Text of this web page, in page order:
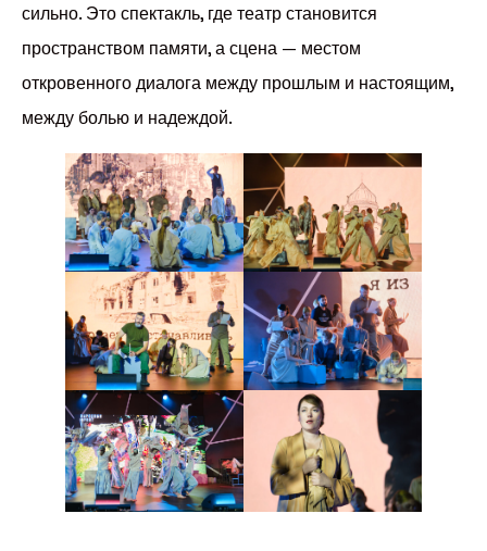
сильно. Это спектакль, где театр становится
пространством памяти, а сцена — местом
откровенного диалога между прошлым и настоящим,
между болью и надеждой.